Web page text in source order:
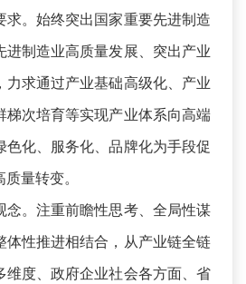
求。始终突出国家重要先进制造
进制造业高质量发展、突出产业
力求通过产业基础高级化、产业
梯次培育等实现产业体系向高端
色化、服务化、品牌化为手段促
量转变。
念。注重前瞻性思考、全局性谋
体性推进相结合，从产业链全链
维度、政府企业社会各方面、省